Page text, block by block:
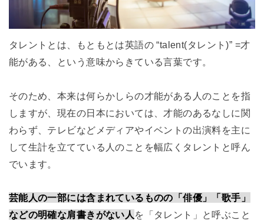
タレントとは、もともとは英語の “talent(タレント)” =才
能がある、という意味からきている言葉です。
そのため、本来は何らかしらの才能がある人のことを指
しますが、現在の日本においては、才能のあるなしに関
わらず、テレビなどメディアやイベントの出演料を主に
して生計を立てている人のことを幅広くタレントと呼ん
でいます。
芸能人の一部には含まれているものの「俳優」「歌手」
などの明確な肩書きがない人 を「タレント」と呼ぶこと